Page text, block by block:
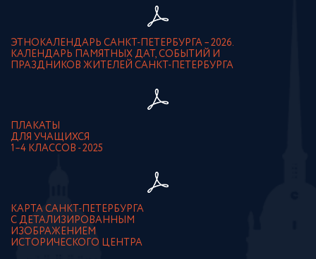
ЭТНОКАЛЕНДАРЬ САНКТ-ПЕТЕРБУРГА – 2026.
КАЛЕНДАРЬ ПАМЯТНЫХ ДАТ, СОБЫТИЙ И
ПРАЗДНИКОВ ЖИТЕЛЕЙ САНКТ-ПЕТЕРБУРГА
ПЛАКАТЫ
ДЛЯ УЧАЩИХСЯ
1–4 КЛАССОВ - 2025
КАРТА САНКТ-ПЕТЕРБУРГА
С ДЕТАЛИЗИРОВАННЫМ
ИЗОБРАЖЕНИЕМ
ИСТОРИЧЕСКОГО ЦЕНТРА